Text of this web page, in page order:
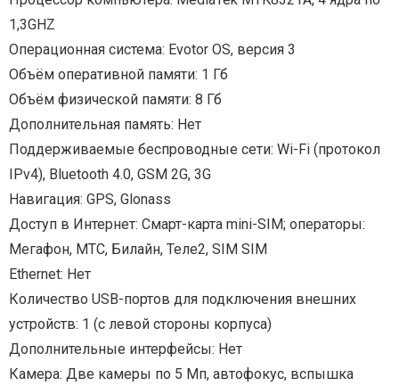
1,3GHZ
Операционная система: Evotor OS, версия 3
Объём оперативной памяти: 1 Гб
Объём физической памяти: 8 Гб
Дополнительная память: Нет
Поддерживаемые беспроводные сети: Wi-Fi (протокол
IPv4), Bluetooth 4.0, GSM 2G, 3G
Навигация: GPS, Glonass
Доступ в Интернет: Смарт-карта mini-SIM; операторы:
Мегафон, МТС, Билайн, Теле2, SIM SIM
Ethernet: Нет
Количество USB-портов для подключения внешних
устройств: 1 (с левой стороны корпуса)
Дополнительные интерфейсы: Нет
Камера: Две камеры по 5 Mп, автофокус, вспышка